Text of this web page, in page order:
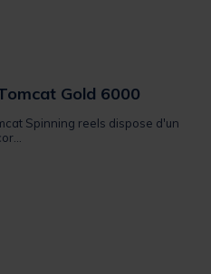
Gold 6000
Spinning reels dispose d'un